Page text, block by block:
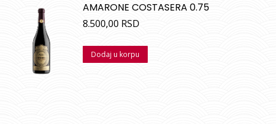
AMARONE COSTASERA 0.75
8.500,00 RSD
Dodaj u korpu